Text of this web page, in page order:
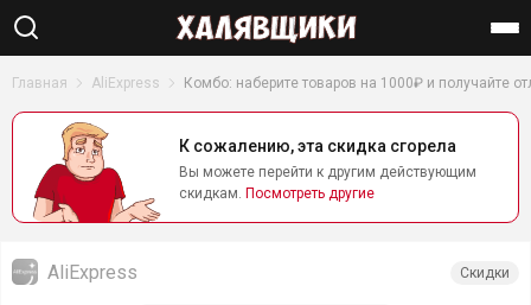
Найти
Главная AliExpress Комбо: наберите товаров на 1000₽ и получайте
К сожалению, эта скидка сгорела
Вы можете перейти к другим действующим
скидкам. Посмотреть другие
AliExpress Скидки